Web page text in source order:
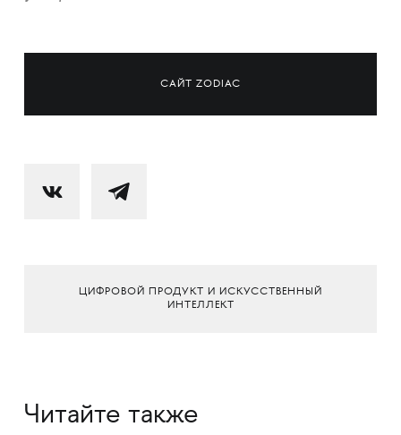
САЙТ ZODIAC
ЦИФРОВОЙ ПРОДУКТ И ИСКУССТВЕННЫЙ
ИНТЕЛЛЕКТ
Читайте также